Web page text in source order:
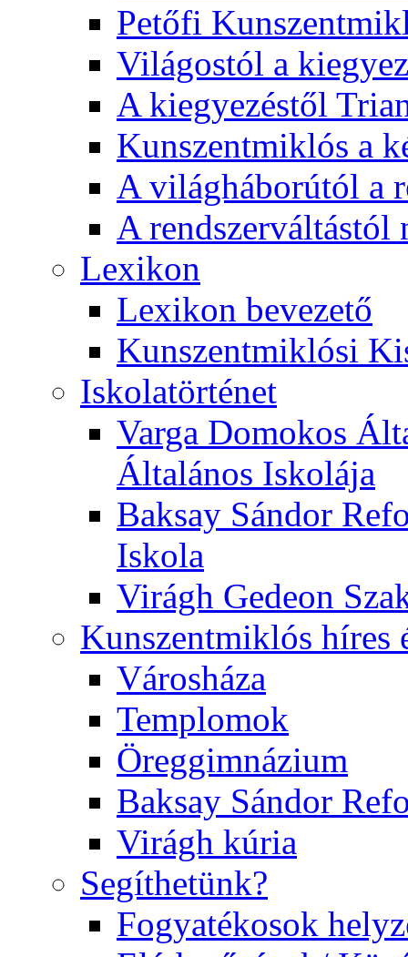
Petőfi
Világostól a
A kiegyezéstől
Kunszentmiklós a
A világháborútól a
A rendszerváltástól
Lexikon
Lexikon bevezető
Kunszentmiklósi
Iskolatörténet
Varga Domokos
Általános Iskolája
Baksay Sándor
Iskola
Virágh Gedeon
Kunszentmiklós híres
Városháza
Templomok
Öreggimnázium
Baksay Sándor
Virágh kúria
Segíthetünk?
Fogyatékosok